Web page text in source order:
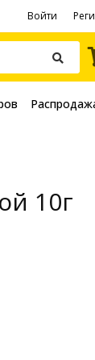
Войти
10г